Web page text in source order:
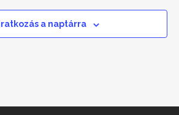
a naptárra